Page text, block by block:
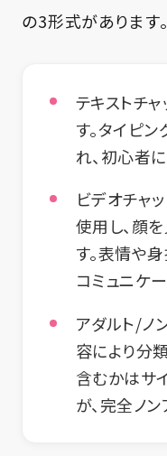
の3形式があります。
テキストチャ
す。タイピ
れ、初心者
ビデオチャ
使用し、顔
す。表情や
コミュニケ
アダルト/ノ
容により分
含むかはサ
が、完全ノ